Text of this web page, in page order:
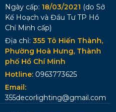
Ngày cấp: 18/03/2021 (do Sở
Kế Hoạch và Đầu Tư TP Hồ
Chí Minh cấp)
Địa chỉ: 355 Tô Hiến Thành,
Phường Hoà Hưng, Thành
phố Hồ Chí Minh
Hotline: 0963773625
Email:
355decorlighting@gmail.com